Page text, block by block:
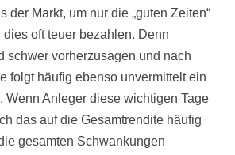
der Markt, um nur die „guten Zeiten“
oft teuer bezahlen. Denn
schwer vorherzusagen und nach
folgt häufig ebenso unvermittelt ein
Wenn Anleger diese wichtigen Tage
das auf die Gesamtrendite häufig
gesamten Schwankungen